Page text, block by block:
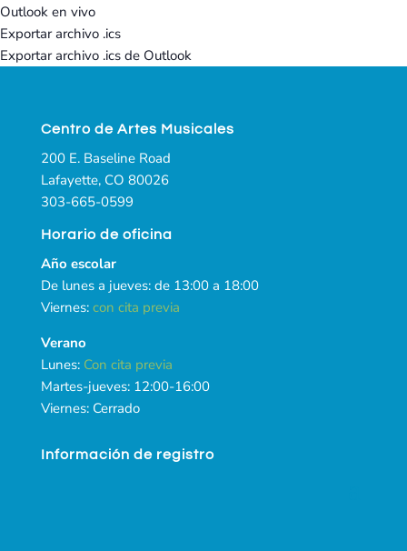
Outlook en vivo
Exportar archivo .ics
Exportar archivo .ics de Outlook
Centro de Artes Musicales
200 E. Baseline Road
Lafayette, CO 80026
303-665-0599
Horario de oficina
Año escolar
De lunes a jueves: de 13:00 a 18:00
Viernes: con cita previa
Verano
Lunes: Con cita previa
Martes-jueves: 12:00-16:00
Viernes: Cerrado
Información de registro